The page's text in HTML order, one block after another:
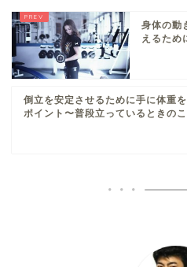
身体の動
えるため
倒立を安定させるために手に体重
ポイント〜普段立っているときの